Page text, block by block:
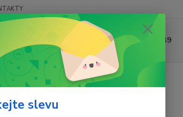
+420412384749
adaptér na WC Stupínky
slevu